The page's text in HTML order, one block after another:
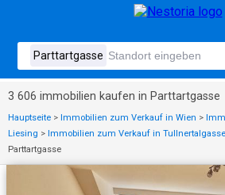
3 606 immobilien kaufen in Parttartgasse
Hauptseite > Immobilien zum Verkauf in Wien >
Liesing > Immobilien zum Verkauf in Tullnertalgasse
Parttartgasse